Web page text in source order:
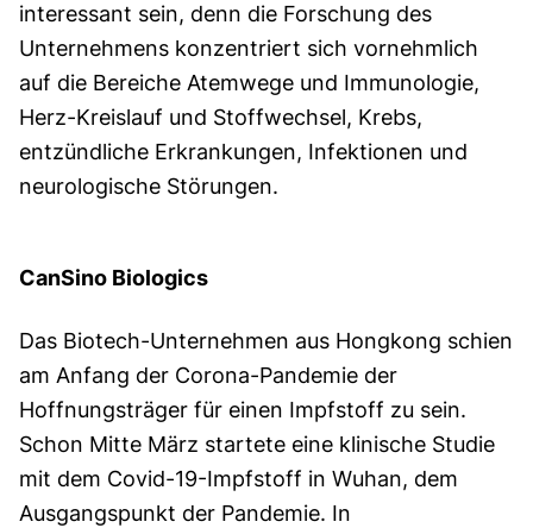
interessant sein, denn die Forschung des
Unternehmens konzentriert sich vornehmlich
auf die Bereiche Atemwege und Immunologie,
Herz-Kreislauf und Stoffwechsel, Krebs,
entzündliche Erkrankungen, Infektionen und
neurologische Störungen.
CanSino Biologics
Das Biotech-Unternehmen aus Hongkong schien
am Anfang der Corona-Pandemie der
Hoffnungsträger für einen Impfstoff zu sein.
Schon Mitte März startete eine klinische Studie
mit dem Covid-19-Impfstoff in Wuhan, dem
Ausgangspunkt der Pandemie. In